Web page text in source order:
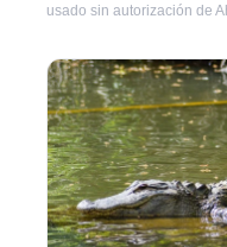
usado sin autorización de